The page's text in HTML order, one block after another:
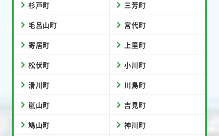
杉戸町 三芳町
毛呂山町 宮代町
寄居町 上里町
松伏町 小川町
滑川町 川島町
嵐山町 吉見町
鳩山町 神川町